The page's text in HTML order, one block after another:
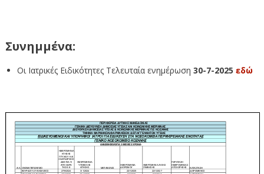
Συνημμένα:
Οι Ιατρικές Ειδικότητες Τελευταία ενημέρωση 30-7-2025 εδώ